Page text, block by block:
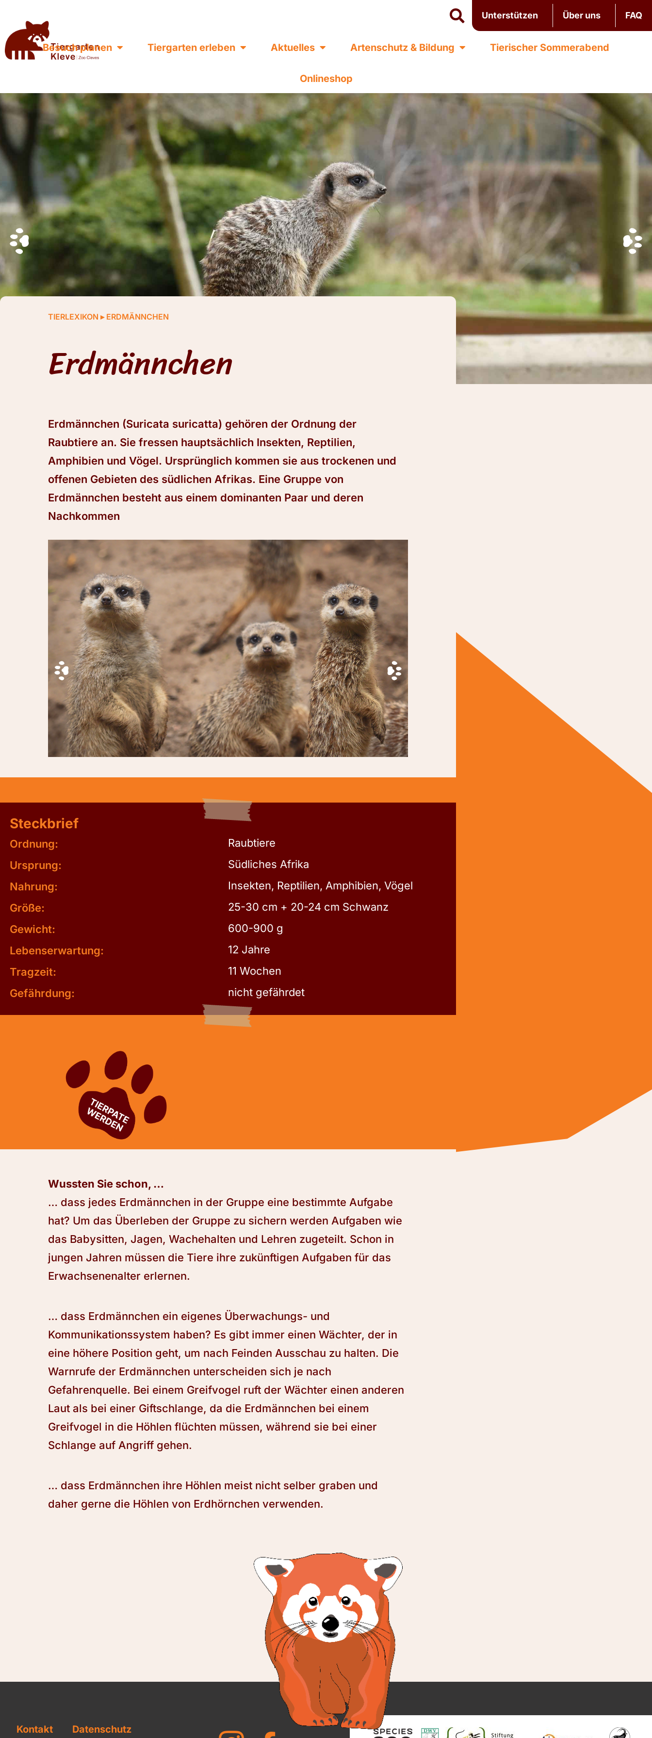
Unterstützen Über uns FAQ
Besuch planen Tiergarten erleben Aktuelles Artenschutz & Bildung Tierischer Sommerabend
Onlineshop
TIERLEXIKON ▸ ERDMÄNNCHEN
Erdmännchen
Erdmännchen (Suricata suricatta) gehören der Ordnung der
Raubtiere an. Sie fressen hauptsächlich Insekten, Reptilien,
Amphibien und Vögel. Ursprünglich kommen sie aus trockenen und
offenen Gebieten des südlichen Afrikas. Eine Gruppe von
Erdmännchen besteht aus einem dominanten Paar und deren
Nachkommen
Steckbrief
Ordnung:
Raubtiere
Ursprung:
Südliches Afrika
Nahrung:
Insekten, Reptilien, Amphibien, Vögel
Größe:
25-30 cm + 20-24 cm Schwanz
Gewicht:
600-900 g
Lebenserwartung:
12 Jahre
Tragzeit:
11 Wochen
Gefährdung:
nicht gefährdet
Wussten Sie schon, …
… dass jedes Erdmännchen in der Gruppe eine bestimmte Aufgabe
hat? Um das Überleben der Gruppe zu sichern werden Aufgaben wie
das Babysitten, Jagen, Wachehalten und Lehren zugeteilt. Schon in
jungen Jahren müssen die Tiere ihre zukünftigen Aufgaben für das
Erwachsenenalter erlernen.
… dass Erdmännchen ein eigenes Überwachungs- und
Kommunikationssystem haben? Es gibt immer einen Wächter, der in
eine höhere Position geht, um nach Feinden Ausschau zu halten. Die
Warnrufe der Erdmännchen unterscheiden sich je nach
Gefahrenquelle. Bei einem Greifvogel ruft der Wächter einen anderen
Laut als bei einer Giftschlange, da die Erdmännchen bei einem
Greifvogel in die Höhlen flüchten müssen, während sie bei einer
Schlange auf Angriff gehen.
… dass Erdmännchen ihre Höhlen meist nicht selber graben und
daher gerne die Höhlen von Erdhörnchen verwenden.
Kontakt Datenschutz